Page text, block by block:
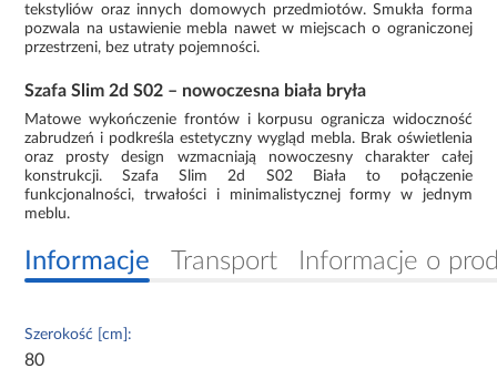
tekstyliów oraz innych domowych przedmiotów. Smukła forma
pozwala na ustawienie mebla nawet w miejscach o ograniczonej
przestrzeni, bez utraty pojemności.
Szafa Slim 2d S02 – nowoczesna biała bryła
Matowe wykończenie frontów i korpusu ogranicza widoczność
zabrudzeń i podkreśla estetyczny wygląd mebla. Brak oświetlenia
oraz prosty design wzmacniają nowoczesny charakter całej
konstrukcji. Szafa Slim 2d S02 Biała to połączenie
funkcjonalności, trwałości i minimalistycznej formy w jednym
meblu.
Informacje Transport Informacje o
Szerokość [cm]:
80